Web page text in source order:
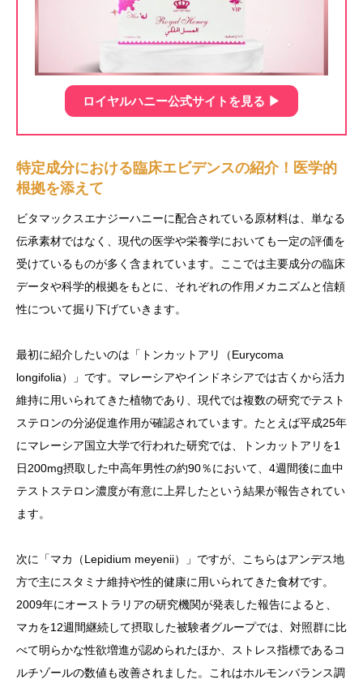
ロイヤルハニー公式サイトを見る ▶︎
特定成分における臨床エビデンスの紹介！医学的
根拠を添えて
ビタマックスエナジーハニーに配合されている原材料は、単なる
伝承素材ではなく、現代の医学や栄養学においても一定の評価を
受けているものが多く含まれています。ここでは主要成分の臨床
データや科学的根拠をもとに、それぞれの作用メカニズムと信頼
性について掘り下げていきます。
最初に紹介したいのは「トンカットアリ（Eurycoma
longifolia）」です。マレーシアやインドネシアでは古くから活力
維持に用いられてきた植物であり、現代では複数の研究でテスト
ステロンの分泌促進作用が確認されています。たとえば平成25年
にマレーシア国立大学で行われた研究では、トンカットアリを1
日200mg摂取した中高年男性の約90％において、4週間後に血中
テストステロン濃度が有意に上昇したという結果が報告されてい
ます。
次に「マカ（Lepidium meyenii）」ですが、こちらはアンデス地
方で主にスタミナ維持や性的健康に用いられてきた食材です。
2009年にオーストラリアの研究機関が発表した報告によると、
マカを12週間継続して摂取した被験者グループでは、対照群に比
べて明らかな性欲増進が認められたほか、ストレス指標であるコ
ルチゾールの数値も改善されました。これはホルモンバランス調